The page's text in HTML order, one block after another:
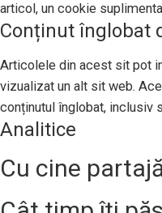
articol, un cookie
Conținut înglobat
Articolele din acest sit pot
vizualizat un alt sit web.
conținutul înglobat, inclusiv
Analitice
Cu cine